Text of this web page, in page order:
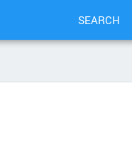
SEARCH